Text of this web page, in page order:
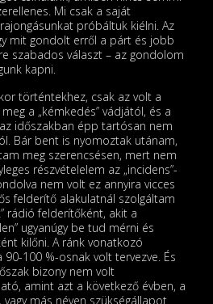
Mi csak a saját
próbáltuk kiélni. Az
mit gondolt erről a párt és jobb
szabados választ – az gondolom
kapni.
történtekhez, csak az volt a
a „kémkedés” vádjától, és a
időszakban épp tartósan nem
Bár bent is nyomoztak utánam,
meg szerencsésen, mert nem
részvételelem az „incidens”-
nem volt ez annyira vicces
felderítő alakulatnál szolgáltam
rádió felderítőként, akit a
ugyanúgy be tud mérni és
kilőni. A ránk vonatkozó
100 %-osnak volt tervezve. És
bizony nem volt
amint azt a következő évben, a
vagy más néven szükségállapot